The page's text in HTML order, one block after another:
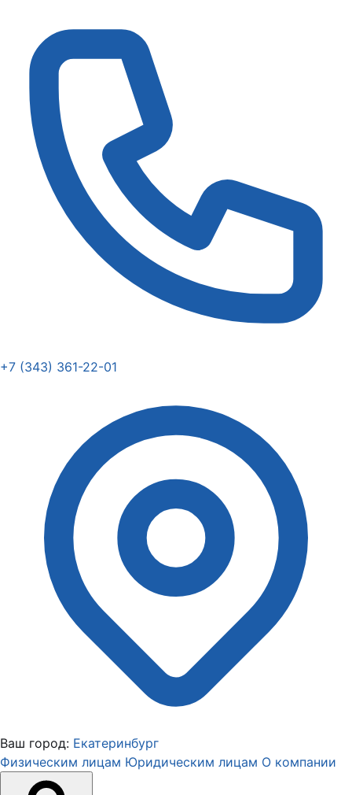
+7 (343) 361-22-01
Ваш город: Екатеринбург
Физическим лицам Юридическим лицам О компании